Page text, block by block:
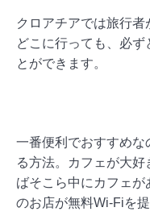
クロアチアでは旅行
どこに行っても、必
とができます。
一番便利でおすすめな
る方法。カフェが大
ばそこら中にカフェ
のお店が無料Wi-Fiを提